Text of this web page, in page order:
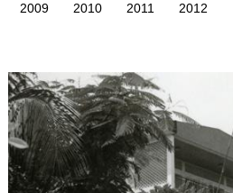
2009 2010 2011 2012